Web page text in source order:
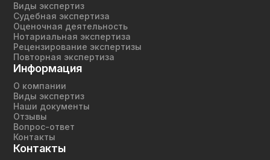
Виды экспертиз
Судебная экспертиза
Оценочная деятельность
Нотариальная экспертиза
Рецензирование экспертизы
Повторная экспертиза
Информация
О компании
Виды экспертиз
Наши документы
Отзывы
Вопрос-ответ
Контакты
Контакты